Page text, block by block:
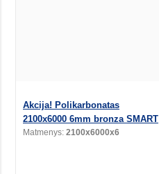
Akcija! Polikarbonatas
2100x6000 6mm bronza SMART
Matmenys: 2100x6000x6